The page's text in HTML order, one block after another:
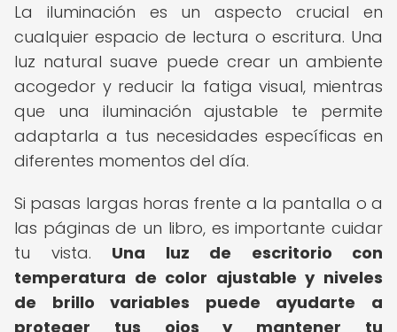
La iluminación es un aspecto crucial en
cualquier espacio de lectura o escritura. Una
luz natural suave puede crear un ambiente
acogedor y reducir la fatiga visual, mientras
que una iluminación ajustable te permite
adaptarla a tus necesidades específicas en
diferentes momentos del día.
Si pasas largas horas frente a la pantalla o a
las páginas de un libro, es importante cuidar
tu vista. Una luz de escritorio con
temperatura de color ajustable y niveles
de brillo variables puede ayudarte a
proteger tus ojos y mantener tu